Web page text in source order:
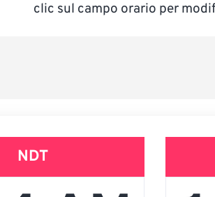
clic sul campo orario per
NDT